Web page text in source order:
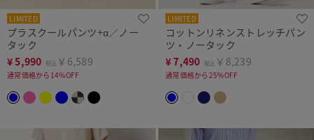
LIMITED
プラスクールパンツ+α／ノー
タック
¥5,990 税込 ￥6,589
通常価格から14%OFF
LIMITED
コットンリネンストレッチパン
ツ・ノータック
¥7,490 税込 ￥8,239
通常価格から25%OFF